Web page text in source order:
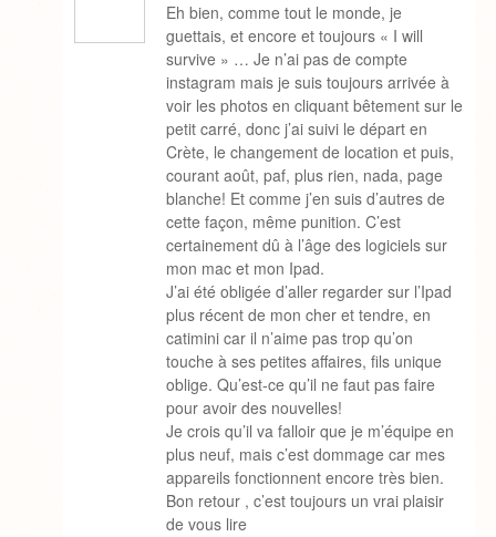
Eh bien, comme tout le monde, je
guettais, et encore et toujours « I will
survive » … Je n’ai pas de compte
instagram mais je suis toujours arrivée à
voir les photos en cliquant bêtement sur le
petit carré, donc j’ai suivi le départ en
Crète, le changement de location et puis,
courant août, paf, plus rien, nada, page
blanche! Et comme j’en suis d’autres de
cette façon, même punition. C’est
certainement dû à l’âge des logiciels sur
mon mac et mon Ipad.
J’ai été obligée d’aller regarder sur l’Ipad
plus récent de mon cher et tendre, en
catimini car il n’aime pas trop qu’on
touche à ses petites affaires, fils unique
oblige. Qu’est-ce qu’il ne faut pas faire
pour avoir des nouvelles!
Je crois qu’il va falloir que je m’équipe en
plus neuf, mais c’est dommage car mes
appareils fonctionnent encore très bien.
Bon retour , c’est toujours un vrai plaisir
de vous lire